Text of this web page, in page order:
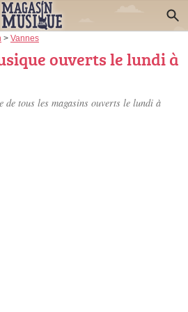
> Vannes
ouverts le lundi à
de tous les magasins ouverts le lundi à